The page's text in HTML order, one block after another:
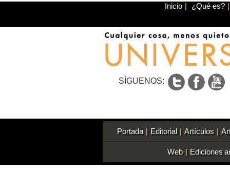
Inicio | ¿Qué es? |
SÍGUENOS:
Portada | Editorial | Artículos |
Web | Ediciones